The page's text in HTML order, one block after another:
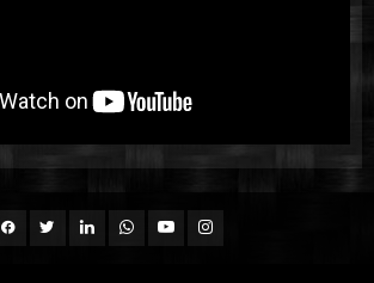
Facebook
TwitterLinkedinwhatsapp
YoutubeInstagram